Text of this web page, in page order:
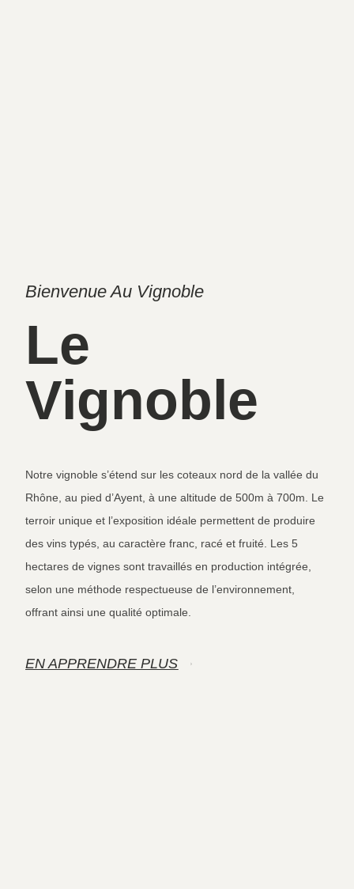
Bienvenue Au Vignoble
Le
Vignoble
Notre vignoble s’étend sur les coteaux nord de la vallée du
Rhône, au pied d’Ayent, à une altitude de 500m à 700m. Le
terroir unique et l’exposition idéale permettent de produire
des vins typés, au caractère franc, racé et fruité. Les 5
hectares de vignes sont travaillés en production intégrée,
selon une méthode respectueuse de l’environnement,
offrant ainsi une qualité optimale.
EN APPRENDRE PLUS